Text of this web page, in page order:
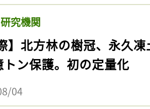
究機関
】北方林の樹冠、永久
ン保護。初の定量化
04